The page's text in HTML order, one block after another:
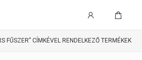
FŰSZER” CÍMKÉVEL RENDELKEZŐ TERMÉKEK